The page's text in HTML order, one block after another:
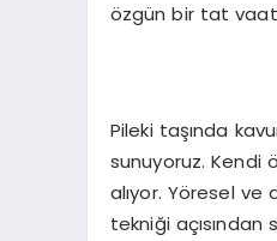
özgün bir tat
Pileki taşında
sunuyoruz. Kendi
alıyor. Yöresel
tekniği